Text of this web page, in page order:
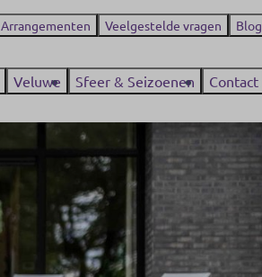
Arrangementen Veelgestelde vragen Blog
Veluwe Sfeer & Seizoenen Contact